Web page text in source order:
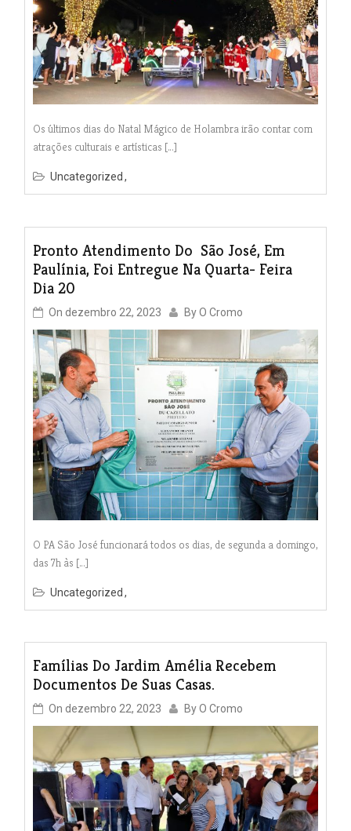
Os últimos dias do Natal Mágico de Holambra irão contar com
atrações culturais e artísticas […]
Uncategorized
Pronto Atendimento Do São José, Em
Paulínia, Foi Entregue Na Quarta- Feira
Dia 20
On dezembro 22, 2023 ByO Cromo
O PA São José funcionará todos os dias, de segunda a domingo,
das 7h às […]
Uncategorized
Famílias Do Jardim Amélia Recebem
Documentos De Suas Casas.
On dezembro 22, 2023 ByO Cromo